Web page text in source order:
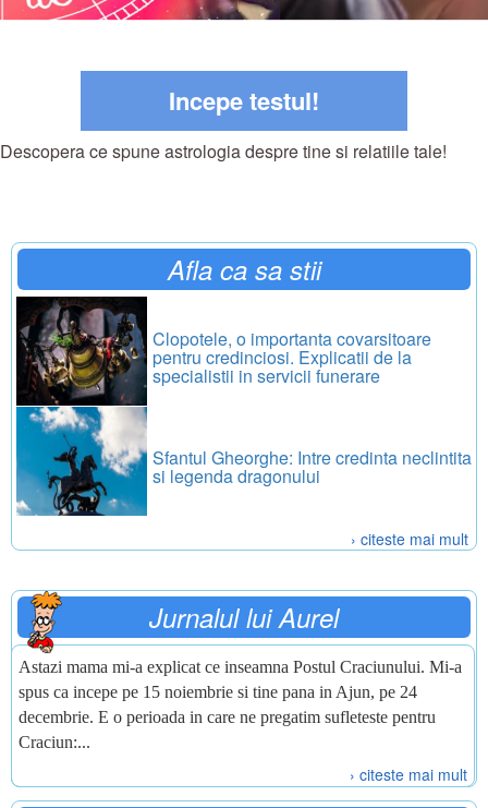
Incepe testul!
Descopera ce spune astrologia despre tine si relatiile tale!
Afla ca sa stii
Clopotele, o importanta covarsitoare
pentru credinciosi. Explicatii de la
specialistii in servicii funerare
Sfantul Gheorghe: Intre credinta neclintita
si legenda dragonului
› citeste mai mult
Jurnalul lui Aurel
Astazi mama mi-a explicat ce inseamna Postul Craciunului. Mi-a
spus ca incepe pe 15 noiembrie si tine pana in Ajun, pe 24
decembrie. E o perioada in care ne pregatim sufleteste pentru
Craciun:...
› citeste mai mult